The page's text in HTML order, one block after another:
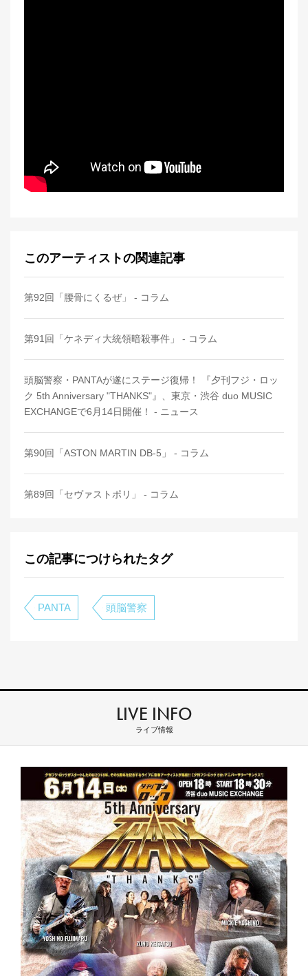
このアーティストの関連記事
第92回「腰骨にくるぜ」 - コラム
第91回「ケネディ大統領暗殺事件」 - コラム
頭脳警察・PANTAが遂にステージ復帰！ 『夕刊フジ・ロッ
ク 5th Anniversary "THANKS"』、東京・渋谷 duo MUSIC
EXCHANGEで6月14日開催！ - ニュース
第90回「ASTON MARTIN DB-5」 - コラム
第89回「セヴァストポリ」 - コラム
この記事につけられたタグ
PANTA 頭脳警察
LIVE INFO
ライブ情報